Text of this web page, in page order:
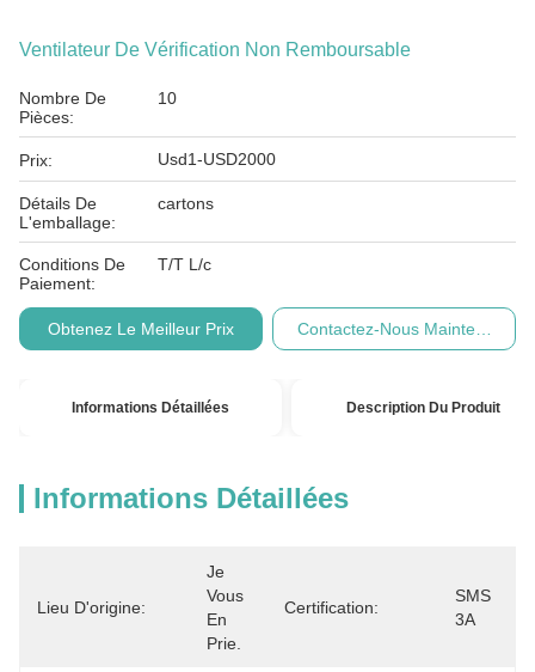
Ventilateur De Vérification Non Remboursable
Nombre De
Pièces:
10
Prix: Usd1-USD2000
Détails De
L'emballage:
cartons
Conditions De
Paiement:
T/T L/c
Obtenez Le Meilleur Prix Contactez-Nous Maintenant
Informations Détaillées Description Du Produit
Informations Détaillées
Lieu D'origine:
Je
Vous
En
Prie.
Certification:
SMS
3A